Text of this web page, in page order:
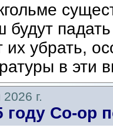
будут
их убрать,
в эти
г.
году Co-op